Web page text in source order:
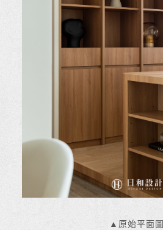
▲原始平面圖